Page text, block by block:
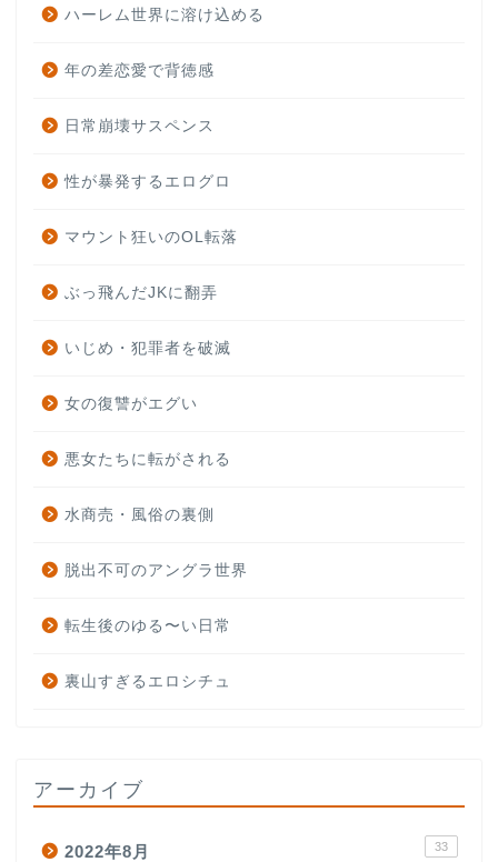
ハーレム世界に溶け込める
年の差恋愛で背徳感
日常崩壊サスペンス
性が暴発するエログロ
マウント狂いのOL転落
ぶっ飛んだJKに翻弄
いじめ・犯罪者を破滅
女の復讐がエグい
悪女たちに転がされる
水商売・風俗の裏側
脱出不可のアングラ世界
転生後のゆる〜い日常
裏山すぎるエロシチュ
アーカイブ
2022年8月 33